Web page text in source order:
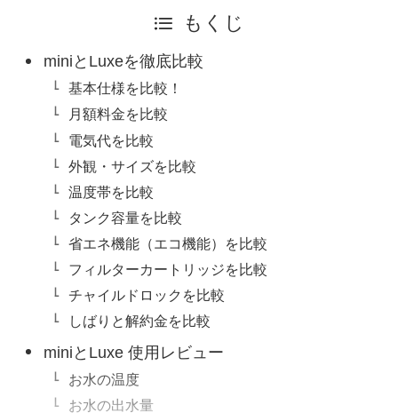
もくじ
miniとLuxeを徹底比較
基本仕様を比較！
月額料金を比較
電気代を比較
外観・サイズを比較
温度帯を比較
タンク容量を比較
省エネ機能（エコ機能）を比較
フィルターカートリッジを比較
チャイルドロックを比較
しばりと解約金を比較
miniとLuxe 使用レビュー
お水の温度
お水の出水量